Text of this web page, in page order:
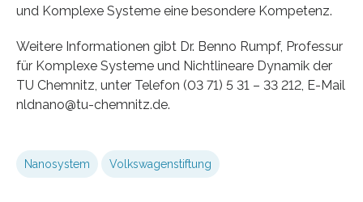
und Komplexe Systeme eine besondere Kompetenz.
Weitere Informationen gibt Dr. Benno Rumpf, Professur
für Komplexe Systeme und Nichtlineare Dynamik der
TU Chemnitz, unter Telefon (03 71) 5 31 – 33 212, E-Mail
nldnano@tu-chemnitz.de.
Nanosystem Volkswagenstiftung